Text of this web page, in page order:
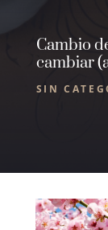
Cambio
cambiar
SIN